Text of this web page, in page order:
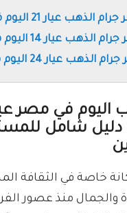
الذهب عيار 21 اليوم فى مصر
الذهب عيار 14 اليوم فى مصر
الذهب عيار 24 اليوم فى مصر
دليل شامل
خاصة في الثقافة
والجمال منذ عصور